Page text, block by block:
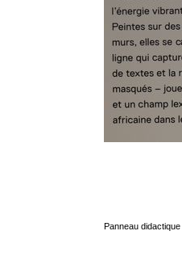
Panneau didactique